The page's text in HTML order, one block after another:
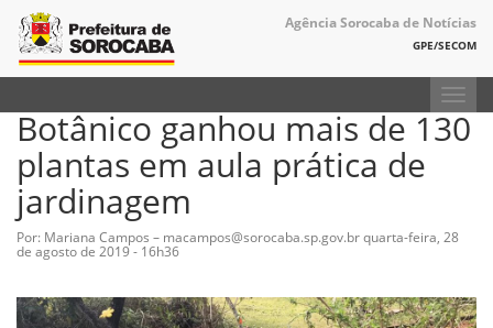
Agência Sorocaba de Notícias
GPE/SECOM
Botânico ganhou mais de 130
plantas em aula prática de
jardinagem
Por: Mariana Campos – macampos@sorocaba.sp.gov.brquarta-feira, 28
de agosto de 2019 - 16h36